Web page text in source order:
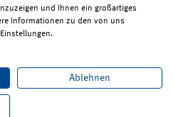
drucken
ReadSpeaker
Bildrechte
und Ihnen ein großartiges
Informationen zu den von uns
Ablehnen